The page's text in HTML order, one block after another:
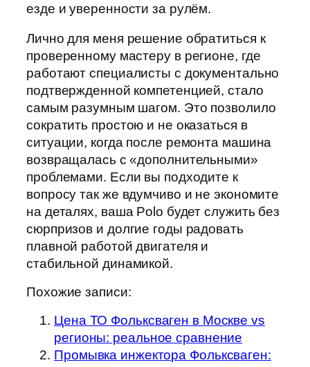
езде и уверенности за рулём.
Лично для меня решение обратиться к
проверенному мастеру в регионе, где
работают специалисты с документально
подтвержденной компетенцией, стало
самым разумным шагом. Это позволило
сократить простою и не оказаться в
ситуации, когда после ремонта машина
возвращалась с «дополнительными»
проблемами. Если вы подходите к
вопросу так же вдумчиво и не экономите
на деталях, ваша Polo будет служить без
сюрпризов и долгие годы радовать
плавной работой двигателя и
стабильной динамикой.
Похожие записи:
Цена ТО Фольксваген в Москве vs
регионы: реальное сравнение
Промывка инжектора Фольксваген: